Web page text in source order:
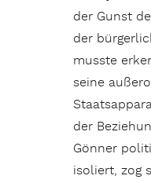
der Gunst
der
musste
seine
der
Gönner
isoliert, zog